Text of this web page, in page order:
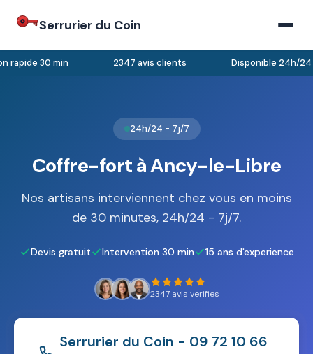
Serrurier du Coin
30 min 2347 avis clients Disponible 24h/24
24h/24 - 7j/7
Coffre-fort à Ancy-le-Libre
Nos artisans interviennent chez vous en moins
de 30 minutes, 24h/24 - 7j/7.
Devis gratuit Intervention 30 min 15 ans d'experience
2347 avis verifies
Serrurier du Coin - 09 72 10 66